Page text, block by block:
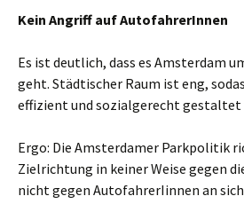
Kein Angriff auf AutofahrerInnen
Es ist deutlich, dass es Amsterdam
geht. Städtischer Raum ist eng,
effizient und sozialgerecht gestaltet
Ergo: Die Amsterdamer Parkpolitik
Zielrichtung in keiner Weise gegen
nicht gegen AutofahrerIinnen an